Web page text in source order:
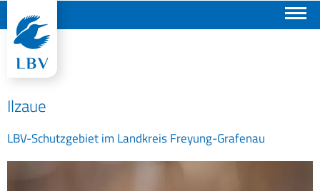
Ilzaue
LBV-Schutzgebiet im Landkreis Freyung-Grafenau